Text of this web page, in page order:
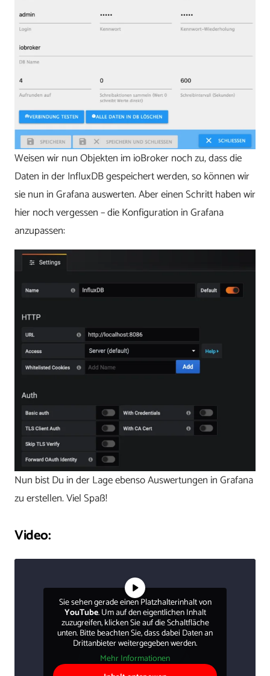
Weisen wir nun Objekten im ioBroker noch zu, dass die
Daten in der InfluxDB gespeichert werden, so können wir
sie nun in Grafana auswerten. Aber einen Schritt haben wir
hier noch vergessen – die Konfiguration in Grafana
anzupassen:
Nun bist Du in der Lage ebenso Auswertungen in Grafana
zu erstellen. Viel Spaß!
Video:
Sie sehen gerade einen Platzhalterinhalt von
YouTube. Um auf den eigentlichen Inhalt
zuzugreifen, klicken Sie auf die Schaltfläche
unten. Bitte beachten Sie, dass dabei Daten an
Drittanbieter weitergegeben werden.
Mehr Informationen